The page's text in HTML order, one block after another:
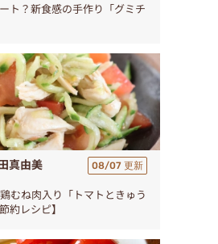
ト？新食感の手作り「グミチ
真由美 08/07 更新
むね肉入り「トマトときゅう
約レシピ】